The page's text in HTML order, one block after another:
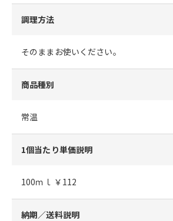
調理方法
そのままお使いください。
商品種別
常温
1個当たり単価説明
100ｍｌ ￥112
納期／送料説明